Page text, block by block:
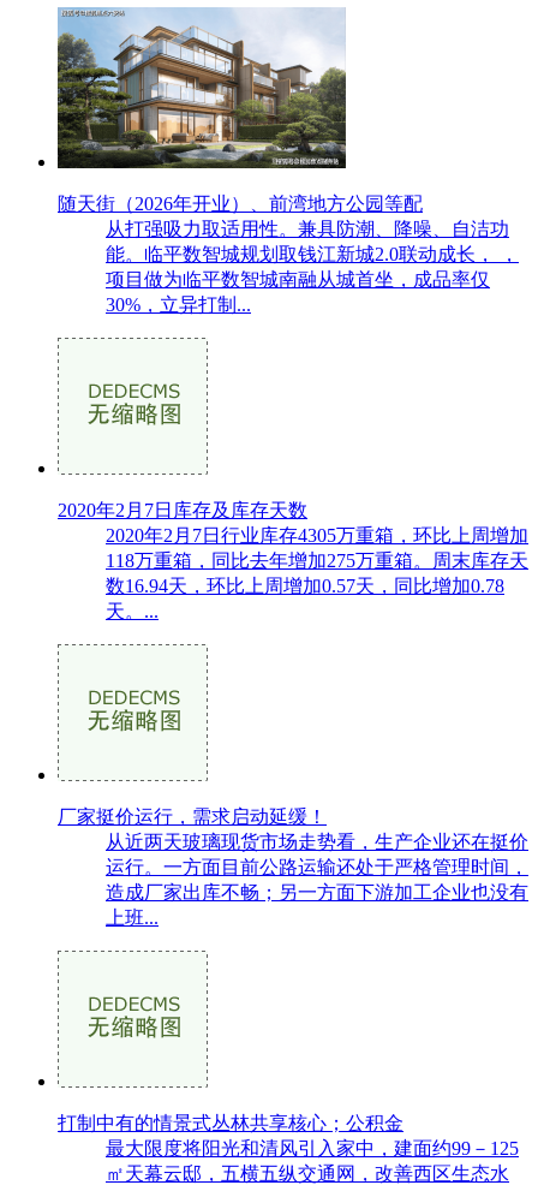
随天街（2026年开业）、前湾地方公园等配
从打强吸力取适用性。兼具防潮、降噪、自洁功
能。临平数智城规划取钱江新城2.0联动成长， ，
项目做为临平数智城南融从城首坐，成品率仅
30%，立异打制...
2020年2月7日库存及库存天数
2020年2月7日行业库存4305万重箱，环比上周增加
118万重箱，同比去年增加275万重箱。周末库存天
数16.94天，环比上周增加0.57天，同比增加0.78
天。...
厂家挺价运行，需求启动延缓！
从近两天玻璃现货市场走势看，生产企业还在挺价
运行。一方面目前公路运输还处于严格管理时间，
造成厂家出库不畅；另一方面下游加工企业也没有
上班...
打制中有的情景式丛林共享核心；公积金
最大限度将阳光和清风引入家中，建面约99－125
㎡天幕云邸，五横五纵交通网，改善西区生态水